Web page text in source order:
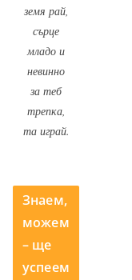
земя рай,
сърце
младо и
невинно
за теб
трепка,
та играй.
Знаем,
можем
– ще
успеем